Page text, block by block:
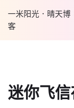
一米阳光·晴天博
客
迷你飞